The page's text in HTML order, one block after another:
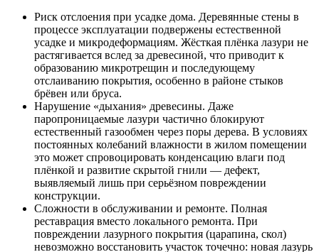
Риск отслоения при усадке дома. Деревянные стены в
процессе эксплуатации подвержены естественной
усадке и микродеформациям. Жёсткая плёнка лазури не
растягивается вслед за древесиной, что приводит к
образованию микротрещин и последующему
отслаиванию покрытия, особенно в районе стыков
брёвен или бруса.
Нарушение «дыхания» древесины. Даже
паропроницаемые лазури частично блокируют
естественный газообмен через поры дерева. В условиях
постоянных колебаний влажности в жилом помещении
это может спровоцировать конденсацию влаги под
плёнкой и развитие скрытой гнили — дефект,
выявляемый лишь при серьёзном повреждении
конструкции.
Сложности в обслуживании и ремонте. Полная
реставрация вместо локального ремонта. При
повреждении лазурного покрытия (царапина, скол)
невозможно восстановить участок точечно: новая лазурь